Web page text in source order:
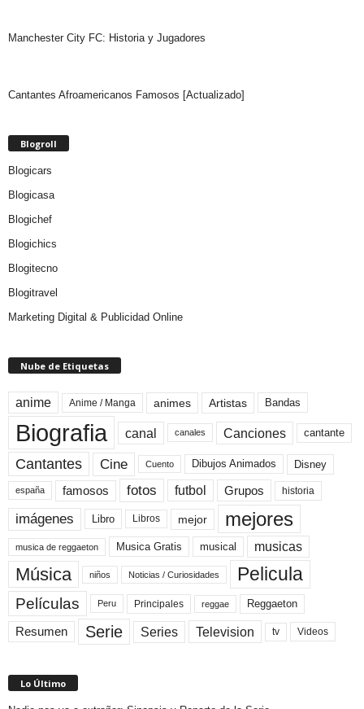
Manchester City FC: Historia y Jugadores
Cantantes Afroamericanos Famosos [Actualizado]
Blogroll
Blogicars
Blogicasa
Blogichef
Blogichics
Blogitecno
Blogitravel
Marketing Digital & Publicidad Online
Nube de Etiquetas
anime Anime / Manga animes Artistas Bandas
Biografia canal canales Canciones cantante
Cantantes Cine Cuento Dibujos Animados Disney
españa famosos fotos futbol Grupos historia
imágenes Libro Libros mejor mejores
musica de reggaeton Musica Gratis musical musicas
Música niños Noticias / Curiosidades Pelicula
Películas Peru Principales reggae Reggaeton
Resumen Serie Series Television tv Videos
Lo Último